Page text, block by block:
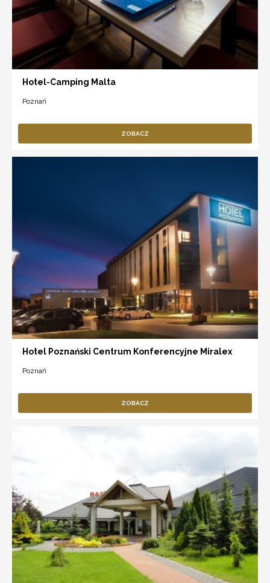
Hotel-Camping Malta
Poznań
ZOBACZ
Hotel Poznański Centrum Konferencyjne Miralex
Poznań
ZOBACZ